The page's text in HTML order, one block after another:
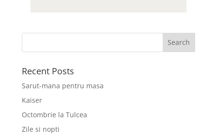
Recent Posts
Sarut-mana pentru masa
Kaiser
Octombrie la Tulcea
Zile si nopti